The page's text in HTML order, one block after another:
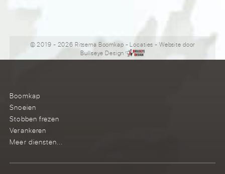
© 2019 - 2026 Ritsema Boomkap -Locaties - Website door
Bullseye Design
Boomkap
Snoeien
Stobben frezen
Verankeren
Meer diensten...